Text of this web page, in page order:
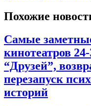
Похожие
Самые
кинотеатров
“Друзей”,
перезапуск
историй